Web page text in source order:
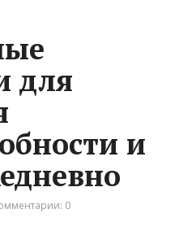
для
и
0